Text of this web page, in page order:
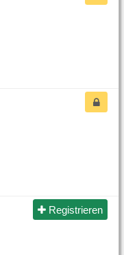
Registrieren